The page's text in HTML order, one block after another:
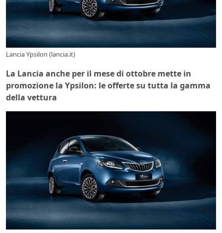
Lancia Ypsilon (lancia.it)
La Lancia anche per il mese di ottobre mette in
promozione la Ypsilon: le offerte su tutta la gamma
della vettura